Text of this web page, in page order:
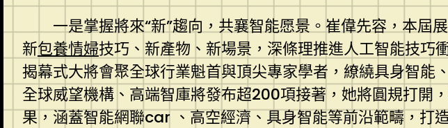
一是掌握將來“新”趨向，共襄智能愿景。崔偉先容，本屆
新包養情婦技巧、新產物、新場景，深條理推進人工智能技巧
揭幕式大將會聚全球行業魁首與頂尖專家學者，繚繞具身智能
全球威望機構、高端智庫將發布超200項接著，她將圓規打開
果，涵蓋智能網聯car 、高空經濟、具身智能等前沿範疇，打